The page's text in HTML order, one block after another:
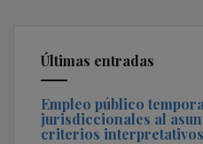
Últimas entradas
Empleo público
jurisdiccionales al
criterios interpretativos